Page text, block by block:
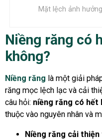
Mặt lệch ảnh
Niềng răng có
không?
Niềng răng là một giải
răng mọc lệch lạc và cải
câu hỏi: niềng răng có hết
thuộc vào nguyên nhân và
Niềng răng cải